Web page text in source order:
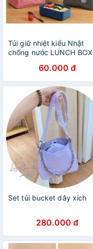
Túi giữ nhiệt kiểu Nhật
chống nước LUNCH BOX
60.000 đ
Set túi bucket dây xích
280.000 đ